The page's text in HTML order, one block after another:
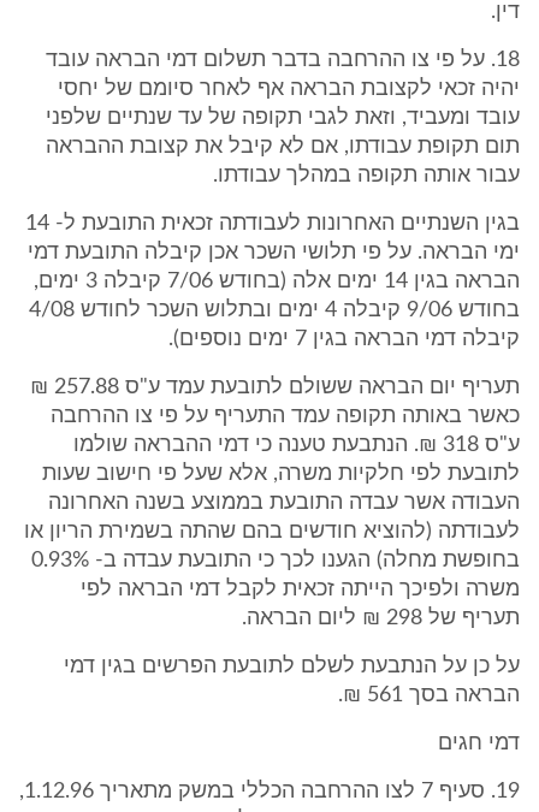
דין.
18. על פי צו ההרחבה בדבר תשלום דמי הבראה עובד
יהיה זכאי לקצובת הבראה אף לאחר סיומם של יחסי
עובד ומעביד, וזאת לגבי תקופה של עד שנתיים שלפני
תום תקופת עבודתו, אם לא קיבל את קצובת ההבראה
עבור אותה תקופה במהלך עבודתו.
בגין השנתיים האחרונות לעבודתה זכאית התובעת ל- 14
ימי הבראה. על פי תלושי השכר אכן קיבלה התובעת דמי
הבראה בגין 14 ימים אלה (בחודש 7/06 קיבלה 3 ימים,
בחודש 9/06 קיבלה 4 ימים ובתלוש השכר לחודש 4/08
קיבלה דמי הבראה בגין 7 ימים נוספים).
תעריף יום הבראה ששולם לתובעת עמד ע"ס 257.88 ₪
כאשר באותה תקופה עמד התעריף על פי צו ההרחבה
ע"ס 318 ₪. הנתבעת טענה כי דמי ההבראה שולמו
לתובעת לפי חלקיות משרה, אלא שעל פי חישוב שעות
העבודה אשר עבדה התובעת בממוצע בשנה האחרונה
לעבודתה (להוציא חודשים בהם שהתה בשמירת הריון או
בחופשת מחלה) הגענו לכך כי התובעת עבדה ב- 0.93%
משרה ולפיכך הייתה זכאית לקבל דמי הבראה לפי
תעריף של 298 ₪ ליום הבראה.
על כן על הנתבעת לשלם לתובעת הפרשים בגין דמי
הבראה בסך 561 ₪.
דמי חגים
19. סעיף 7 לצו ההרחבה הכללי במשק מתאריך 1.12.96,